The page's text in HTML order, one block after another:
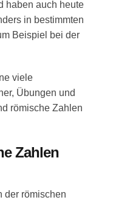
haben auch heute
in bestimmten
Beispiel bei der
viele
Übungen und
römische Zahlen
Zahlen
der römischen